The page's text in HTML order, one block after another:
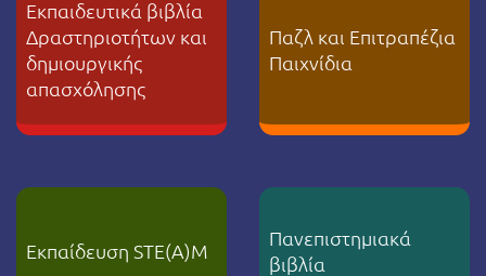
Εκπαιδευτικά βιβλία
Δραστηριοτήτων και
δημιουργικής
απασχόλησης
Παζλ και Επιτραπέζια
Παιχνίδια
Εκπαίδευση STE(A)M
Πανεπιστημιακά
βιβλία